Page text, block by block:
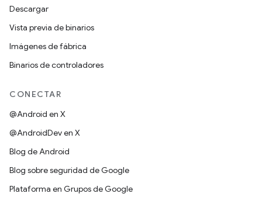
Descargar
Vista previa de binarios
Imágenes de fábrica
Binarios de controladores
CONECTAR
@Android en X
@AndroidDev en X
Blog de Android
Blog sobre seguridad de Google
Plataforma en Grupos de Google